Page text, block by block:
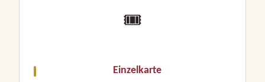
🎟️
Einzelkarte